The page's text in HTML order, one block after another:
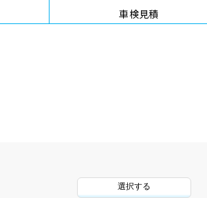
車検見積
選択する